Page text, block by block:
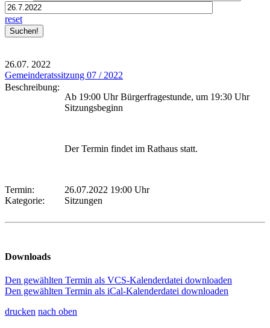
reset
26.07. 2022
Gemeinderatssitzung 07 / 2022
Beschreibung:
Ab 19:00 Uhr Bürgerfragestunde, um 19:30 Uhr
Sitzungsbeginn
Der Termin findet im Rathaus statt.
Termin:
26.07.2022 19:00 Uhr
Kategorie:
Sitzungen
Downloads
Den gewählten Termin als VCS-Kalenderdatei downloaden
Den gewählten Termin als iCal-Kalenderdatei downloaden
drucken nach oben